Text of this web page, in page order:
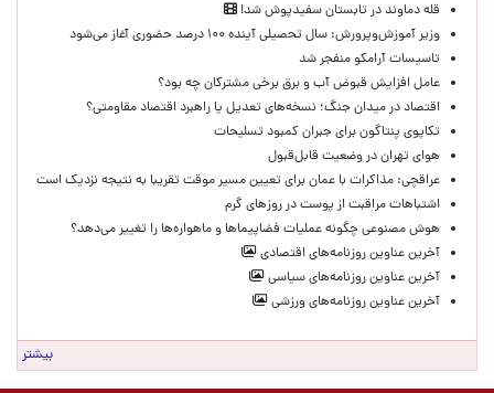
قله دماوند در تابستان سفیدپوش شد!
وزیر آموزش‌وپرورش: سال تحصیلی آینده ۱۰۰ درصد حضوری آغاز می‌شود
تاسیسات آرامکو منفجر شد
عامل افزایش قبوض آب و برق برخی مشترکان چه بود؟
اقتصاد در میدان جنگ؛ نسخه‌های تعدیل یا راهبرد اقتصاد مقاومتی؟
تکاپوی پنتاگون برای جبران کمبود تسلیحات
هوای تهران در وضعیت قابل‌قبول
عراقچی: مذاکرات با عمان برای تعیین مسیر موقت تقریبا به نتیجه نزدیک است
اشتباهات مراقبت از پوست در روزهای گرم
هوش مصنوعی چگونه عملیات فضاپیماها و ماهواره‌ها را تغییر می‌دهد؟
آخرین عناوین روزنامه‌های اقتصادی
آخرین عناوین روزنامه‌های سیاسی
آخرین عناوین روزنامه‌های ورزشی
بیشتر